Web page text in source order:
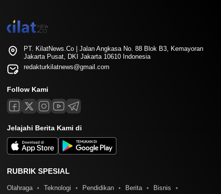
PT. KilatNews.Co | Jalan Angkasa No. 88 Blok B3, Kemayoran
Jakarta Pusat, DKI Jakarta 10610 Indonesia
redakturkilatnews@gmail.com
Follow Kami
Jelajahi Berita Kami di
RUBRIK SPESIAL
Olahraga Teknologi Pendidikan Berita Bisnis